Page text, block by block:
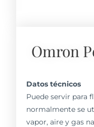
Omron
Datos técnicos
Puede servir para
normalmente se
vapor, aire y gas